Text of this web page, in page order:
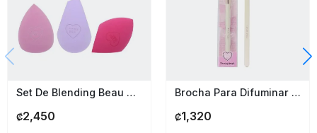
Set De Blending Beau Visage
₡2,450
Brocha Para Difuminar Beau Visage Brocha Para Difuminar Beau Visage
₡1,320